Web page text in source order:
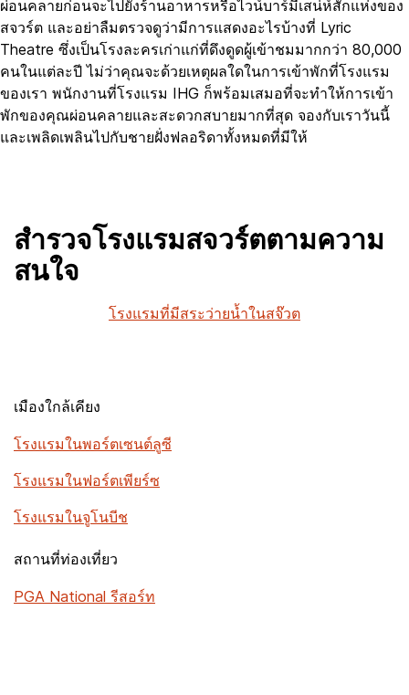
ผ่อนคลายก่อนจะไปยังร้านอาหารหรือไวน์บาร์มีเสน่ห์สักแห่งของ
สจวร์ต และอย่าลืมตรวจดูว่ามีการแสดงอะไรบ้างที่ Lyric
Theatre ซึ่งเป็นโรงละครเก่าแก่ที่ดึงดูดผู้เข้าชมมากกว่า 80,000
คนในแต่ละปี ไม่ว่าคุณจะด้วยเหตุผลใดในการเข้าพักที่โรงแรม
ของเรา พนักงานที่โรงแรม IHG ก็พร้อมเสมอที่จะทำให้การเข้า
พักของคุณผ่อนคลายและสะดวกสบายมากที่สุด จองกับเราวันนี้
และเพลิดเพลินไปกับชายฝั่งฟลอริดาทั้งหมดที่มีให้
สำรวจโรงแรมสจวร์ตตามความ
สนใจ
โรงแรมที่มีสระว่ายน้ำในสจ๊วต
เมืองใกล้เคียง
โรงแรมในพอร์ตเซนต์ลูซี
โรงแรมในฟอร์ตเพียร์ซ
โรงแรมในจูโนบีช
สถานที่ท่องเที่ยว
PGA National รีสอร์ท